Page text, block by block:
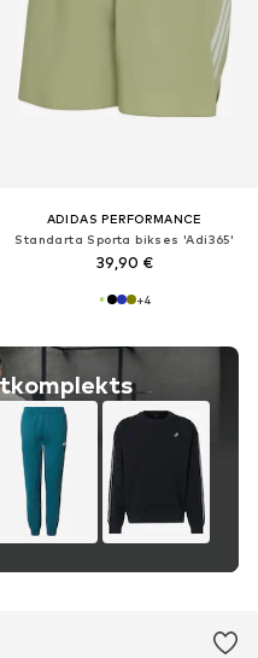
ADIDAS PERFORMANCE
Standarta Sporta bikses 'Adi365'
39,90 €
+4